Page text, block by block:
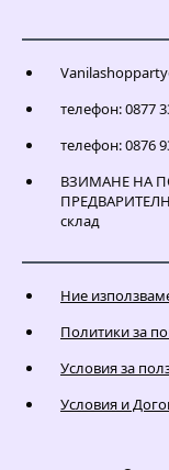
телефон: 0877
телефон: 0876
ВЗИМАНЕ НА
склад
Ние
Политики за
Условия за
Условия и